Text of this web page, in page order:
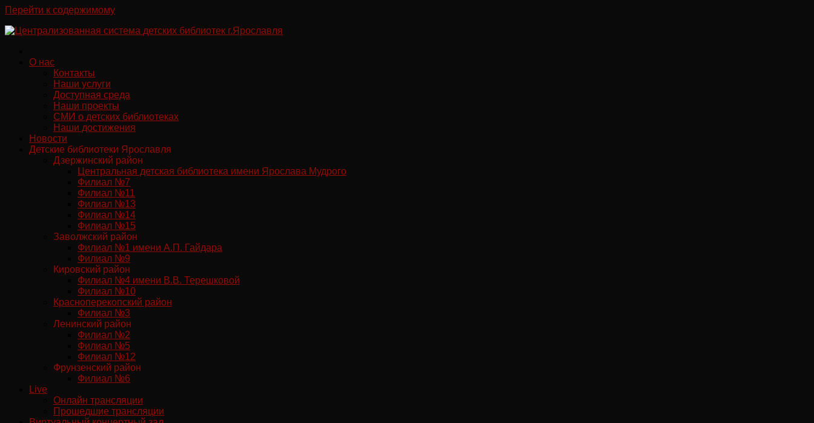
Перейти к содержимому
О нас
Контакты
Наши услуги
Доступная среда
Наши проекты
СМИ о детских библиотеках
Наши достижения
Новости
Детские библиотеки Ярославля
Дзержинский район
Центральная детская библиотека имени Ярослава Мудрого
Филиал №7
Филиал №11
Филиал №13
Филиал №14
Филиал №15
Заволжский район
Филиал №1 имени А.П. Гайдара
Филиал №9
Кировский район
Филиал №4 имени В.В. Терешковой
Филиал №10
Красноперекопский район
Филиал №3
Ленинский район
Филиал №2
Филиал №5
Филиал №12
Фрунзенский район
Филиал №6
Live
Онлайн трансляции
Прошедшие трансляции